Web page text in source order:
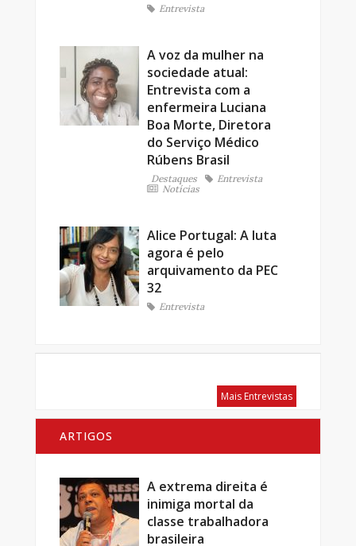
Entrevista
A voz da mulher na
sociedade atual:
Entrevista com a
enfermeira Luciana
Boa Morte, Diretora
do Serviço Médico
Rúbens Brasil
Destaques
Entrevista
Notícias
Alice Portugal: A luta
agora é pelo
arquivamento da PEC
32
Entrevista
Mais Entrevistas
ARTIGOS
A extrema direita é
inimiga mortal da
classe trabalhadora
brasileira